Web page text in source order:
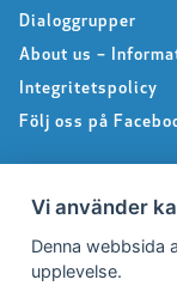
Dialoggrupper
About us –
Integritetspolicy
Följ oss på
Pressrum
Pressfrågor
Vi använder
Denna webbsida
upplevelse.